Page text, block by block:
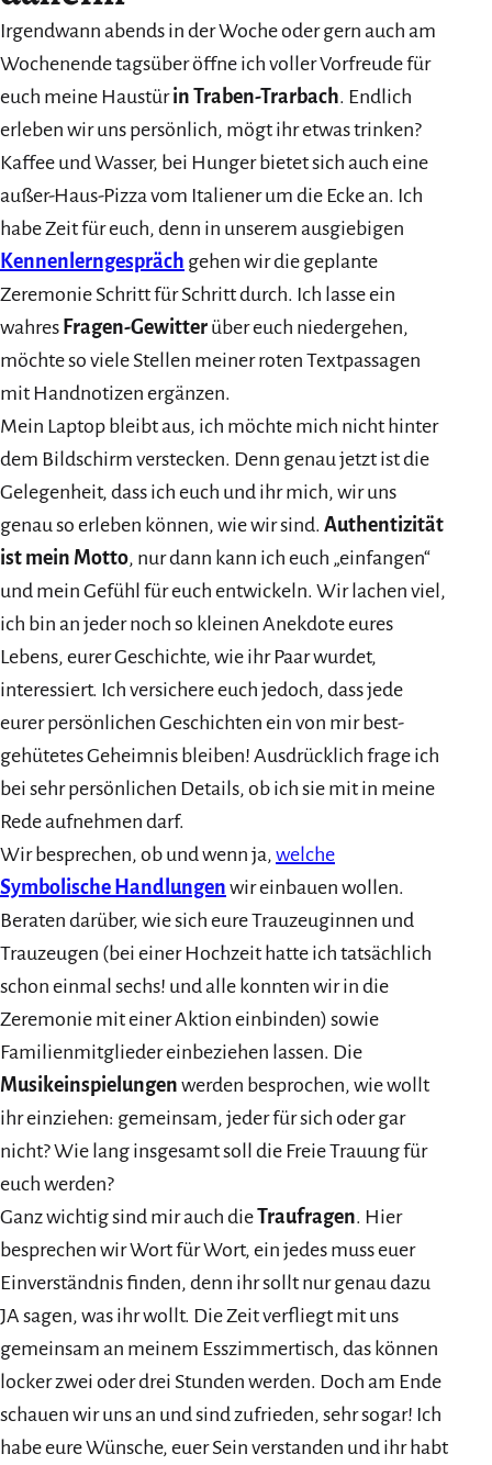
Irgendwann abends in der Woche oder gern auch am
Wochenende tagsüber öffne ich voller Vorfreude für
euch meine Haustürin Traben-Trarbach. Endlich
erleben wir uns persönlich, mögt ihr etwas trinken?
Kaffee und Wasser, bei Hunger bietet sich auch eine
außer-Haus-Pizza vom Italiener um die Ecke an. Ich
habe Zeit für euch, denn in unserem ausgiebigen
Kennenlerngespräch gehen wir die geplante
Zeremonie Schritt für Schritt durch. Ich lasse ein
wahres Fragen-Gewitter über euch niedergehen,
möchte so viele Stellen meiner roten Textpassagen
mit Handnotizen ergänzen.
Mein Laptop bleibt aus, ich möchte mich nicht hinter
dem Bildschirm verstecken. Denn genau jetzt ist die
Gelegenheit, dass ich euch und ihr mich, wir uns
genau so erleben können, wie wir sind. Authentizität
ist mein Motto, nur dann kann ich euch „einfangen“
und mein Gefühl für euch entwickeln. Wir lachen viel,
ich bin an jeder noch so kleinen Anekdote eures
Lebens, eurer Geschichte, wie ihr Paar wurdet,
interessiert. Ich versichere euch jedoch, dass jede
eurer persönlichen Geschichten ein von mir best-
gehütetes Geheimnis bleiben! Ausdrücklich frage ich
bei sehr persönlichen Details, ob ich sie mit in meine
Rede aufnehmen darf.
Wir besprechen, ob und wenn ja, welche
Symbolische Handlungen wir einbauen wollen.
Beraten darüber, wie sich eure Trauzeuginnen und
Trauzeugen (bei einer Hochzeit hatte ich tatsächlich
schon einmal sechs! und alle konnten wir in die
Zeremonie mit einer Aktion einbinden) sowie
Familienmitglieder einbeziehen lassen. Die
Musikeinspielungen werden besprochen, wie wollt
ihr einziehen: gemeinsam, jeder für sich oder gar
nicht? Wie lang insgesamt soll die Freie Trauung für
euch werden?
Ganz wichtig sind mir auch dieTraufragen. Hier
besprechen wir Wort für Wort, ein jedes muss euer
Einverständnis finden, denn ihr sollt nur genau dazu
JA sagen, was ihr wollt. Die Zeit verfliegt mit uns
gemeinsam an meinem Esszimmertisch, das können
locker zwei oder drei Stunden werden. Doch am Ende
schauen wir uns an und sind zufrieden, sehr sogar! Ich
habe eure Wünsche, euer Sein verstanden und ihr habt